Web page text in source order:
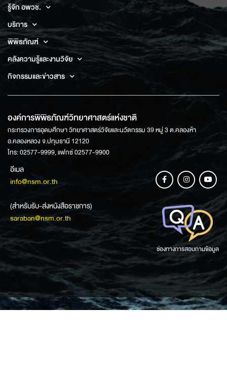
รู้จัก อพวช.
บริการ
พิพิธภัณฑ์
คลังความรู้และงานวิจัย
กิจกรรมและข่าวสาร
องค์การพิพิธภัณฑ์วิทยาศาสตร์แห่งชาติ
กระทรวงการอุดมศึกษา วิทยาศาสตร์วิจัยและนวัตกรรม 39 หมู่ 3 ต.คลองห้า
อ.คลองหลวง จ.ปทุมธานี 12120
โทร: 02577-9999, แฟกซ์ 02577-9900
อีเมล
info@nsm.or.th
(สำหรับรับ-ส่งหนังสือราชการ)
saraban@nsm.or.th
ช่องทางการสอบถามข้อมูล